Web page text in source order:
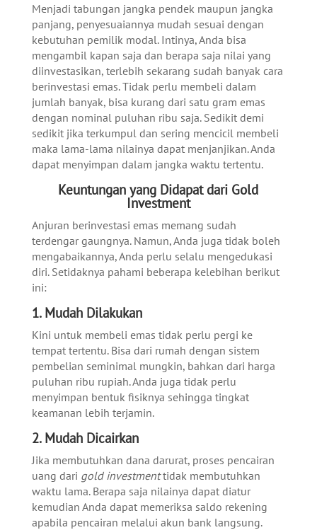
Menjadi tabungan jangka pendek maupun jangka
panjang, penyesuaiannya mudah sesuai dengan
kebutuhan pemilik modal. Intinya, Anda bisa
mengambil kapan saja dan berapa saja nilai yang
diinvestasikan, terlebih sekarang sudah banyak cara
berinvestasi emas. Tidak perlu membeli dalam
jumlah banyak, bisa kurang dari satu gram emas
dengan nominal puluhan ribu saja. Sedikit demi
sedikit jika terkumpul dan sering mencicil membeli
maka lama-lama nilainya dapat menjanjikan. Anda
dapat menyimpan dalam jangka waktu tertentu.
Keuntungan yang Didapat dari Gold
Investment
Anjuran berinvestasi emas memang sudah
terdengar gaungnya. Namun, Anda juga tidak boleh
mengabaikannya, Anda perlu selalu mengedukasi
diri. Setidaknya pahami beberapa kelebihan berikut
ini:
1. Mudah Dilakukan
Kini untuk membeli emas tidak perlu pergi ke
tempat tertentu. Bisa dari rumah dengan sistem
pembelian seminimal mungkin, bahkan dari harga
puluhan ribu rupiah. Anda juga tidak perlu
menyimpan bentuk fisiknya sehingga tingkat
keamanan lebih terjamin.
2. Mudah Dicairkan
Jika membutuhkan dana darurat, proses pencairan
uang dari gold investmenttidak membutuhkan
waktu lama. Berapa saja nilainya dapat diatur
kemudian Anda dapat memeriksa saldo rekening
apabila pencairan melalui akun bank langsung.